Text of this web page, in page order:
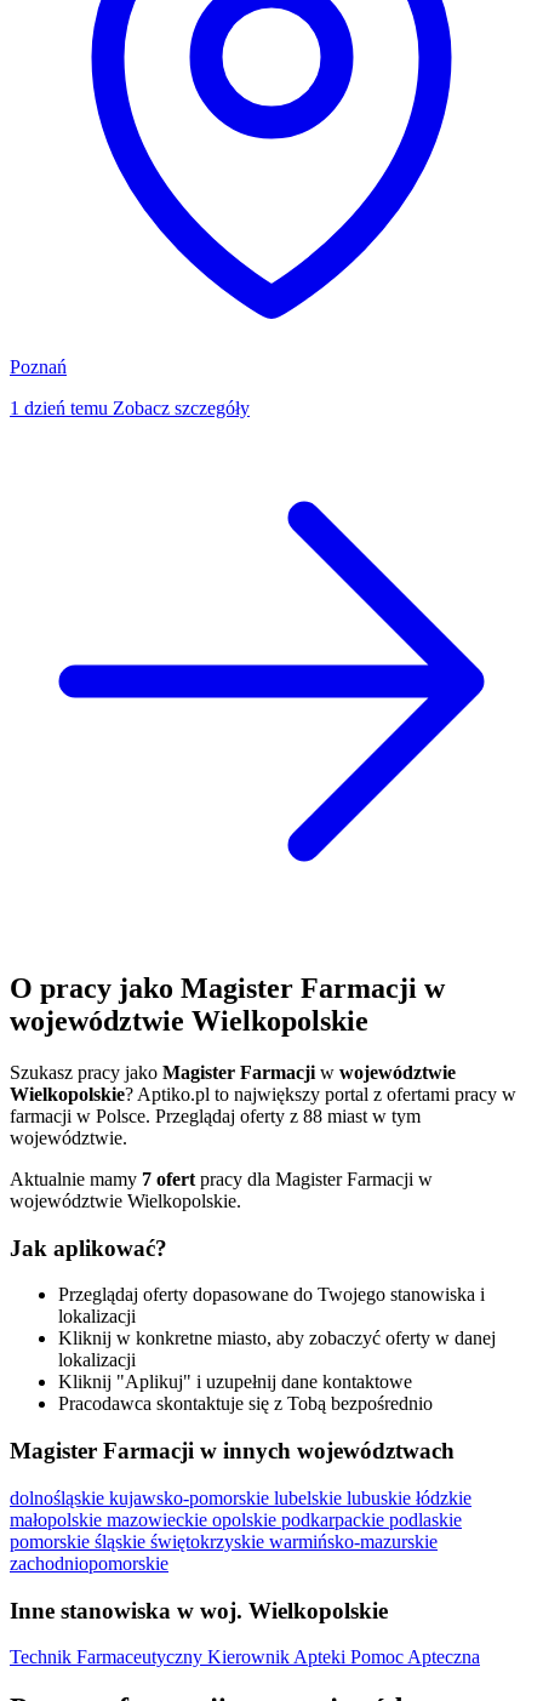
Poznań
1 dzień temu Zobacz szczegóły
O pracy jako Magister Farmacji w
województwie Wielkopolskie
Szukasz pracy jako Magister Farmacji w województwie
Wielkopolskie? Aptiko.pl to największy portal z ofertami pracy w
farmacji w Polsce. Przeglądaj oferty z 88 miast w tym
województwie.
Aktualnie mamy 7 ofert pracy dla Magister Farmacji w
województwie Wielkopolskie.
Jak aplikować?
Przeglądaj oferty dopasowane do Twojego stanowiska i
lokalizacji
Kliknij w konkretne miasto, aby zobaczyć oferty w danej
lokalizacji
Kliknij "Aplikuj" i uzupełnij dane kontaktowe
Pracodawca skontaktuje się z Tobą bezpośrednio
Magister Farmacji w innych województwach
dolnośląskie kujawsko-pomorskie lubelskie lubuskie łódzkie
małopolskie mazowieckie opolskie podkarpackie podlaskie
pomorskie śląskie świętokrzyskie warmińsko-mazurskie
zachodniopomorskie
Inne stanowiska w woj. Wielkopolskie
Technik Farmaceutyczny Kierownik Apteki Pomoc Apteczna